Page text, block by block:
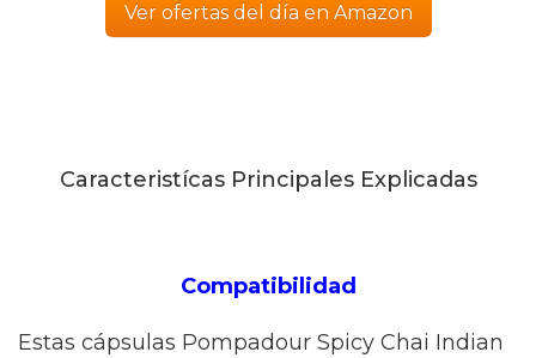
Ver ofertas del día en Amazon
Caracteristícas Principales Explicadas
Compatibilidad
Estas cápsulas Pompadour Spicy Chai Indian